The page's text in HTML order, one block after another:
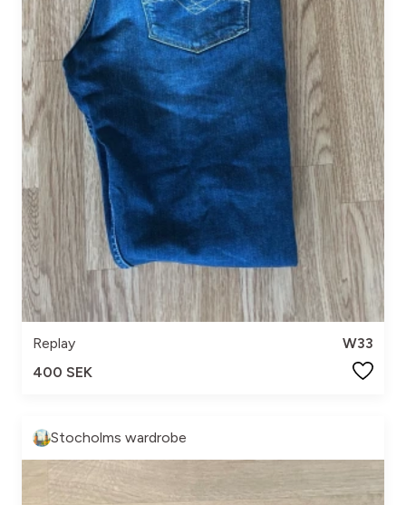
Replay
W33
400 SEK
Stocholms wardrobe